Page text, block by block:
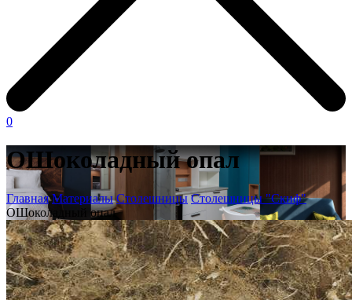
0
ОШоколадный опал
Главная Материалы Столешницы Столешницы "Скиф"
ОШоколадный опал